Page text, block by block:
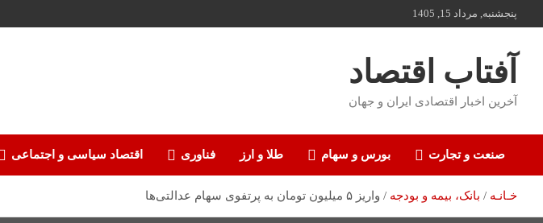
محتوا
پنجشنبه, مرداد 15, 1405
آفتاب اقتصاد
آخرین اخبار اقتصادی ایران و جهان
صنعت و تجارت بورس و سهام طلا و ارز فناوری اقتصاد سیاسی و اجتماعی
خـانـه بانک، بیمه و بودجه واریز ۵ میلیون تومان به پرتفوی سهام عدالتی‌ها